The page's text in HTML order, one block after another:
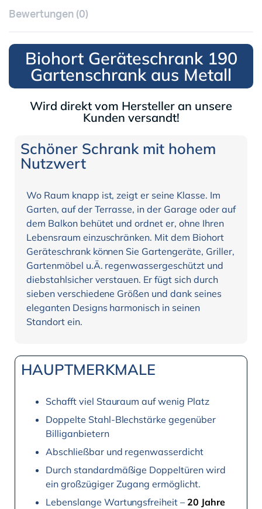
Bewertungen (0)
Biohort Geräteschrank 190
Gartenschrank aus Metall
Wird direkt vom Hersteller an unsere
Kunden versandt!
Schöner Schrank mit hohem
Nutzwert
Wo Raum knapp ist, zeigt er seine Klasse. Im
Garten, auf der Terrasse, in der Garage oder auf
dem Balkon behütet und ordnet er, ohne Ihren
Lebensraum einzuschränken. Mit dem Biohort
Geräteschrank können Sie Gartengeräte, Griller,
Gartenmöbel u.Ä. regenwassergeschützt und
diebstahlsicher verstauen. Er fügt sich durch
sieben verschiedene Größen und dank seines
eleganten Designs harmonisch in seinen
Standort ein.
HAUPTMERKMALE
Schafft viel Stauraum auf wenig Platz
Doppelte Stahl-Blechstärke gegenüber
Billiganbietern
Abschließbar und regenwasserdicht
Durch standardmäßige Doppeltüren wird
ein großzügiger Zugang ermöglicht.
Lebenslange Wartungsfreiheit – 20 Jahre